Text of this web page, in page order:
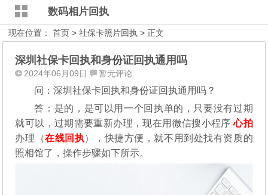
数码相片回执
现在位置：首页 >社保卡照片回执 > 正文
深圳社保卡回执和身份证回执通用吗
2024年06月09日 暂无评论
问：深圳社保卡回执和身份证回执通用吗？
答：是的，是可以用一个回执单的，只要没有过期
就可以，过期需要重新办理，现在用微信搜小程序心拍
办理（在线回执），快捷方便，就不用到处找有资质的
照相馆了，操作步骤如下所示。